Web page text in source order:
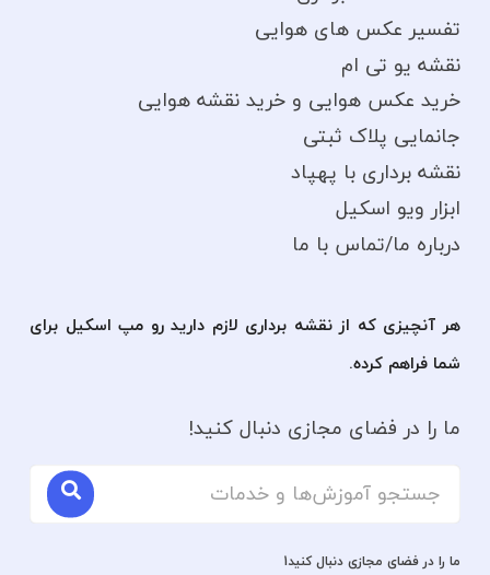
تفسیر عکس های هوایی
نقشه یو تی ام
خرید عکس هوایی و خرید نقشه هوایی
جانمایی پلاک ثبتی
نقشه برداری با پهپاد
ابزار ویو اسکیل
درباره ما/تماس با ما
هر آنچیزی که از نقشه برداری لازم دارید رو مپ اسکیل برای
شما فراهم کرده.
ما را در فضای مجازی دنبال کنید!
ما را در فضای مجازی دنبال کنید1